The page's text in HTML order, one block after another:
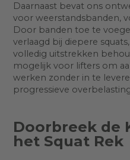
Daarnaast bevat ons
voor weerstandsbanden,
Door banden toe te
verlaagd bij diepere
volledig uitstrekken
mogelijk voor lifters om
werken zonder in te
progressieve
Doorbreek de
het Squat Rek